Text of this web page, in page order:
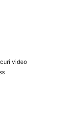
video